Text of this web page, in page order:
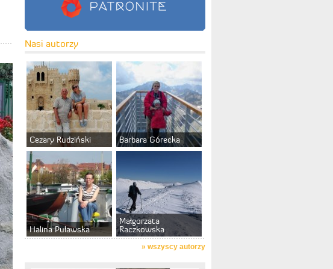
Nasi autorzy
Cezary Rudziński Barbara Górecka
Halina Puławska
Małgorzata
Raczkowska
» wszyscy autorzy